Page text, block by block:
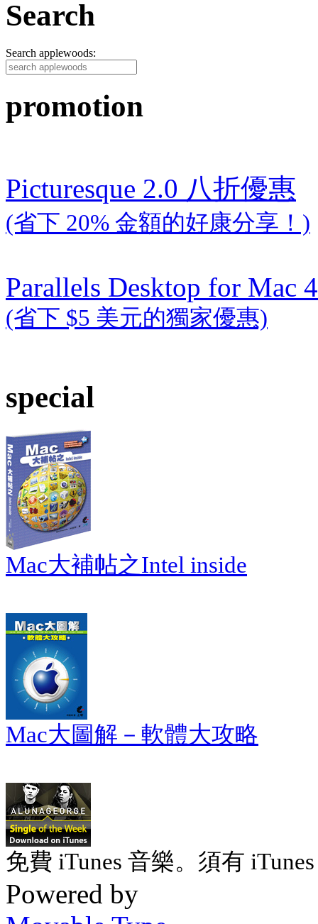
Search
Search applewoods:
promotion
Picturesque 2.0 八折優惠
(省下 20% 金額的好康分享！)
Parallels Desktop for Mac
(省下 $5 美元的獨家優惠)
special
Mac大補帖之Intel inside
Mac大圖解－軟體大攻略
免費 iTunes 音樂。須有
Powered by